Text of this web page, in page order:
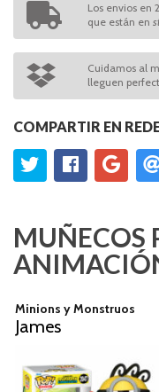
Los envios en
que están en
Cuidamos al
lleguen
COMPARTIR EN
MUÑECOS
Minions y Monstruos
James